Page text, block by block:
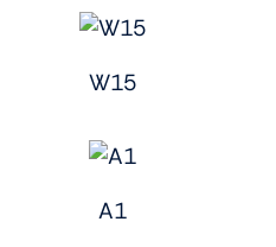
W15
A1